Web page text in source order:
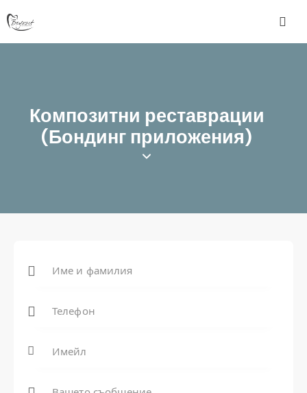
Композитни реставрации
(Бондинг приложения)
Композитни реставрации (Бондинг
Композитните реставрации са естетичен и
отстраняване на кариес, счупвания,